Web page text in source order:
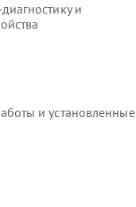
и
и установленные